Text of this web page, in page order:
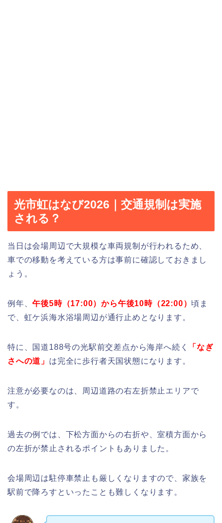
光市虹はなび2026｜交通規制は実施
される？
当日は会場周辺で大規模な車両規制が行われるため、
車での移動を考えている方は事前に確認しておきまし
ょう。
例年、午後5時（17:00）から午後10時（22:00）頃ま
で、虹ケ浜海水浴場周辺が通行止めとなります。
特に、国道188号の光駅前交差点から海岸へ続く
「なぎ
さへの道」 は完全に歩行者天国状態になります。
注意が必要なのは、周辺道路の右左折禁止エリアで
す。
過去の例では、下松方面からの右折や、室積方面から
の左折が禁止されるポイントもありました。
会場周辺は駐停車禁止も厳しくなりますので、家族を
駅前で降ろすといったことも難しくなります。